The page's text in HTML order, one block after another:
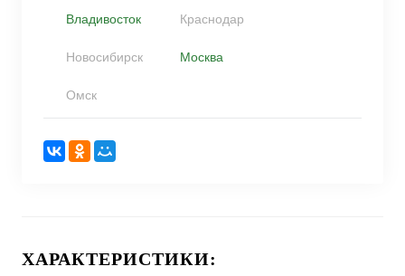
Владивосток Краснодар
Новосибирск Москва
Омск
ХАРАКТЕРИСТИКИ: